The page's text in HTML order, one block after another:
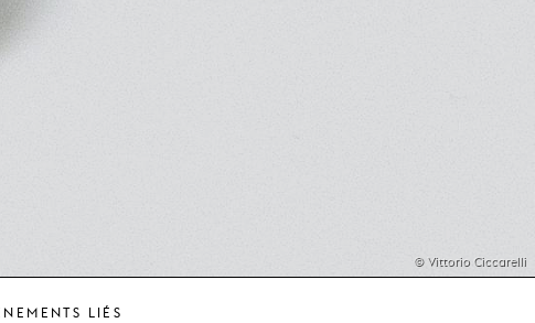
© Vittorio Ciccarelli
LIÉS